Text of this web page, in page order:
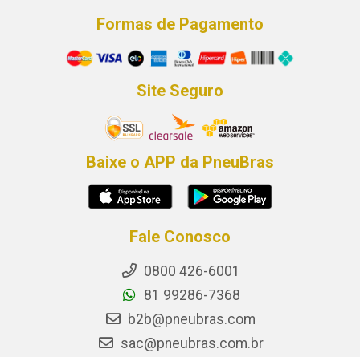
Formas de Pagamento
Site Seguro
Baixe o APP da PneuBras
Fale Conosco
0800 426-6001
81 99286-7368
b2b@pneubras.com
sac@pneubras.com.br